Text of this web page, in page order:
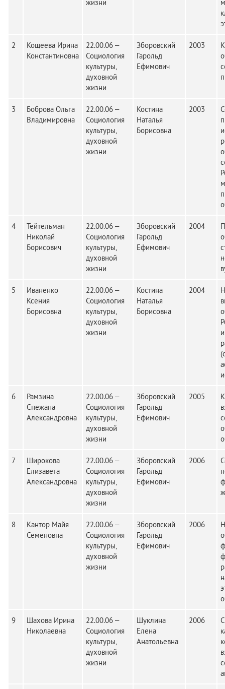
жизни
2
Кощеева Ирина
Константиновна
22.00.06 –
Социология
культуры,
духовной
жизни
Зборовский
Гарольд
Ефимович
2003
3
Боброва Ольга
Владимировна
22.00.06 –
Социология
культуры,
духовной
жизни
Костина
Наталья
Борисовна
2003
4
Тейтельман
Николай
Борисович
22.00.06 –
Социология
культуры,
духовной
жизни
Зборовский
Гарольд
Ефимович
2004
5
Иваненко
Ксения
Борисовна
22.00.06 –
Социология
культуры,
духовной
жизни
Костина
Наталья
Борисовна
2004
6
Рамзина
Снежана
Александровна
22.00.06 –
Социология
культуры,
духовной
жизни
Зборовский
Гарольд
Ефимович
2005
7
Широкова
Елизавета
Александровна
22.00.06 –
Социология
культуры,
духовной
жизни
Зборовский
Гарольд
Ефимович
2006
8
Кантор Майя
Семеновна
22.00.06 –
Социология
культуры,
духовной
жизни
Зборовский
Гарольд
Ефимович
2006
9
Шахова Ирина
Николаевна
22.00.06 –
Социология
культуры,
духовной
жизни
Шуклина
Елена
Анатольевна
2006